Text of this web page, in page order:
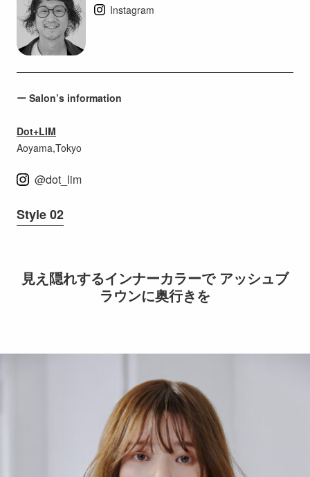
Instagram
ー Salon’s information
Dot+LIM
Aoyama,Tokyo
@dot_lim
Style 02
見え隠れするインナーカラーで アッシュブ
ラウンに奥行きを